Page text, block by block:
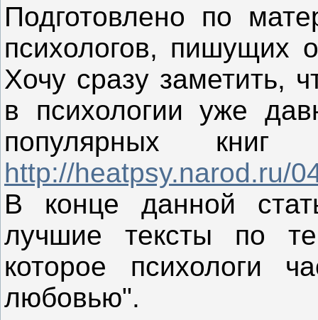
Подготовлено по
психологов, пишущих
Хочу сразу заметить,
в психологии уже
популярных
http://heatpsy.narod.ru/
В конце данной
лучшие тексты по
которое психологи
любовью".